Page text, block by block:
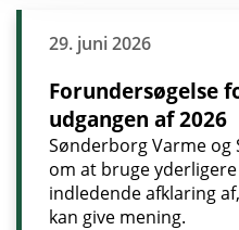
29. juni 2026
Forundersøgelse
udgangen af 2026
Sønderborg Varme og
om at bruge
indledende afklaring
kan give mening.